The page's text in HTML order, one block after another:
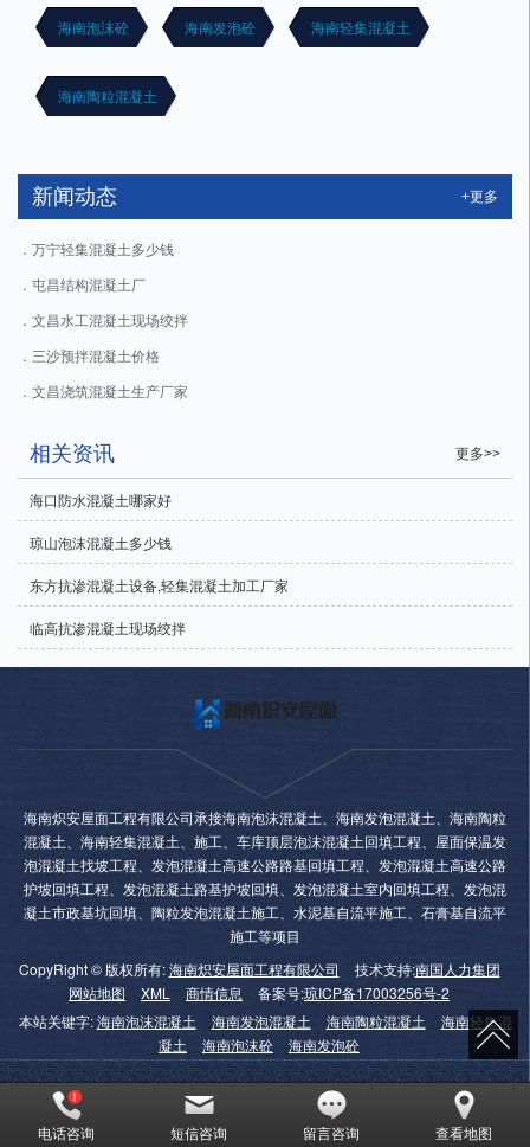
海南泡沫砼 海南发泡砼 海南轻集混凝土
海南陶粒混凝土
新闻动态 +更多
万宁轻集混凝土多少钱
屯昌结构混凝土厂
文昌水工混凝土现场绞拌
三沙预拌混凝土价格
文昌浇筑混凝土生产厂家
相关资讯 更多>>
海口防水混凝土哪家好
琼山泡沫混凝土多少钱
东方抗渗混凝土设备,轻集混凝土加工厂家
临高抗渗混凝土现场绞拌
海南炽安屋面工程有限公司承接海南泡沫混凝土、海南发泡混凝土、海南陶粒
混凝土、海南轻集混凝土、施工、车库顶层泡沫混凝土回填工程、屋面保温发
泡混凝土找坡工程、发泡混凝土高速公路路基回填工程、发泡混凝土高速公路
护坡回填工程、发泡混凝土路基护坡回填、发泡混凝土室内回填工程、发泡混
凝土市政基坑回填、陶粒发泡混凝土施工、水泥基自流平施工、石膏基自流平
施工等项目
CopyRight © 版权所有:海南炽安屋面工程有限公司 技术支持:南国人力集团
网站地图
XML 商情信息 备案号:琼ICP备17003256号-2
本站关键字:海南泡沫混凝土 海南发泡混凝土 海南陶粒混凝土
海南轻集混
凝土
海南泡沫砼 海南发泡砼
电话咨询 短信咨询 留言咨询 查看地图